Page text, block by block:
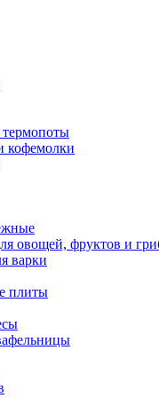
кофемолки
овощей, фруктов и
варки
плиты